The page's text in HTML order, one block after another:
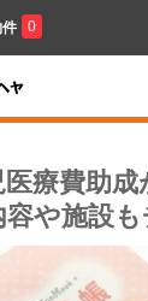
0
療費助
や施設も